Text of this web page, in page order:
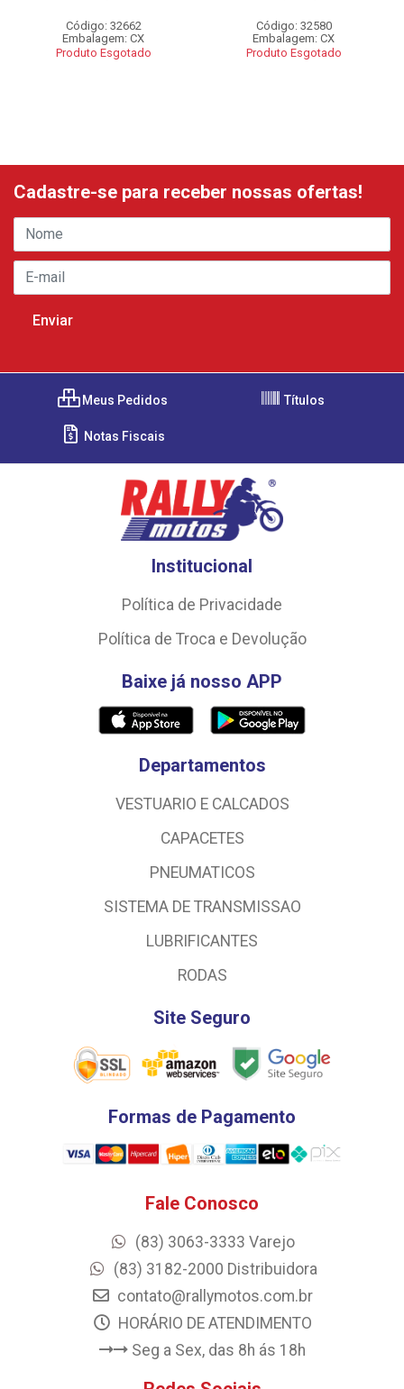
Código: 32662
Embalagem: CX
Produto Esgotado
Código: 32580
Embalagem: CX
Produto Esgotado
Cadastre-se para receber nossas ofertas!
Meus Pedidos Títulos
Notas Fiscais
Institucional
Política de Privacidade
Política de Troca e Devolução
Baixe já nosso APP
Departamentos
VESTUARIO E CALCADOS
CAPACETES
PNEUMATICOS
SISTEMA DE TRANSMISSAO
LUBRIFICANTES
RODAS
Site Seguro
Formas de Pagamento
Fale Conosco
(83) 3063-3333 Varejo
(83) 3182-2000 Distribuidora
contato@rallymotos.com.br
HORÁRIO DE ATENDIMENTO
Seg a Sex, das 8h ás 18h